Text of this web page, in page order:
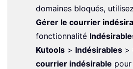
domaines bloqués,
Gérer le courrier
fonctionnalité
Kutools > Indésirables >
courrier indésirable